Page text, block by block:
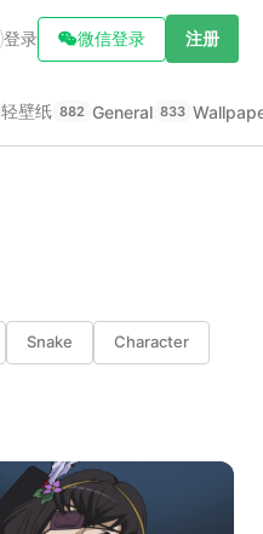
登录 微信登录 注册
轻壁纸 882 General 833
Snake Character